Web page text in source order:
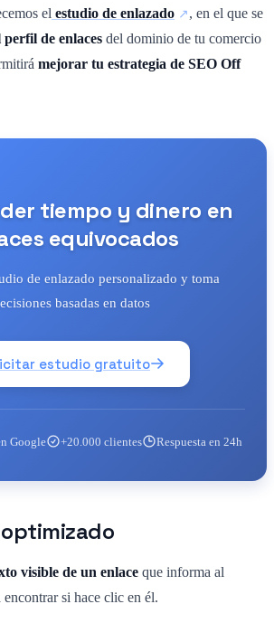
el estudio de enlazado
, en el que se
perfil de enlaces del dominio de tu comercio
mejorar tu estrategia de SEO Off
tiempo y dinero en
equivocados
de enlazado personalizado y toma
basadas en datos
estudio gratuito
Google +20.000 clientes Respuesta en 24h
visible de un enlace que informa al
si hace clic en él.